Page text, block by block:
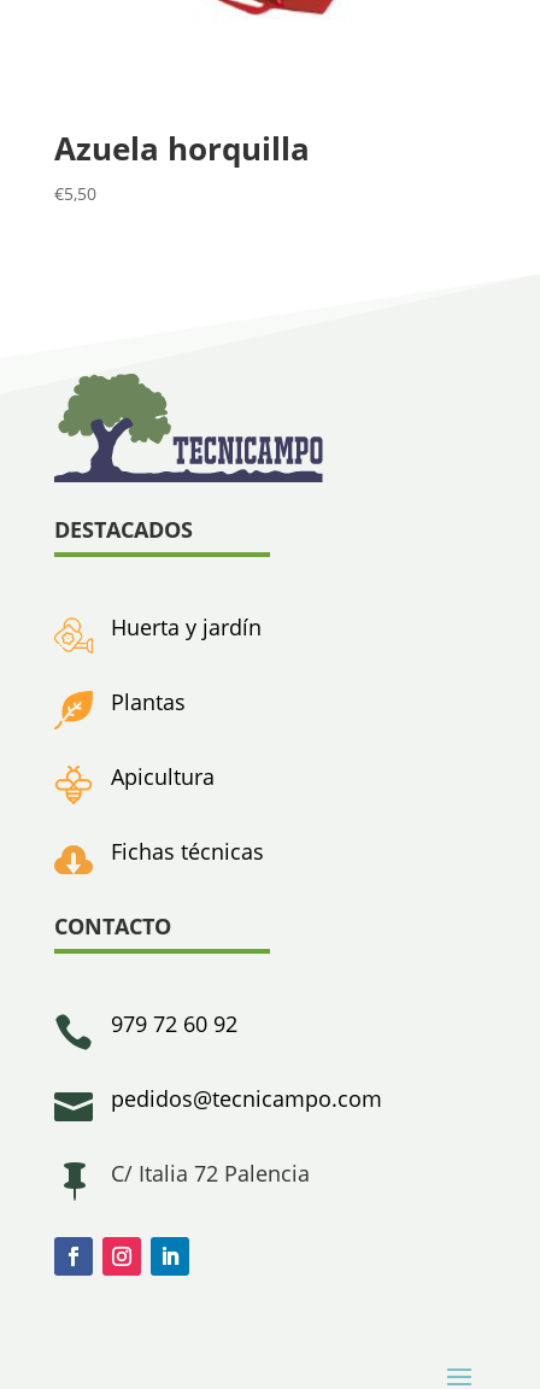
Azuela horquilla
€5,50
DESTACADOS
Huerta y jardín
Plantas
Apicultura
 Fichas técnicas
CONTACTO
 979 72 60 92
 pedidos@tecnicampo.com
 C/ Italia 72 Palencia